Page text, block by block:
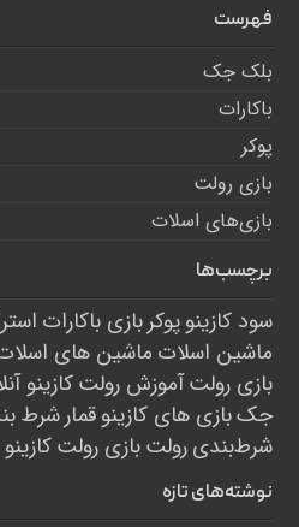
فهرست
بلک جک
باکارات
پوکر
بازی رولت
بازی‌های اسلات
برچسب‌ها
سود کازینوپوکربازی باکارات
ماشین اسلات ماشین های
بازی رولتآموزش رولتکازینو
جکبازی های کازینوقمارشرط
شرط‌بندیرولتبازی رولتکازینو
نوشته‌های تازه